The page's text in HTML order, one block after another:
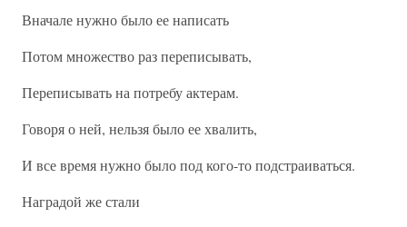
Вначале нужно было ее написать
Потом множество раз переписывать,
Переписывать на потребу актерам.
Говоря о ней, нельзя было ее хвалить,
И все время нужно было под кого-то подстраиваться.
Наградой же стали